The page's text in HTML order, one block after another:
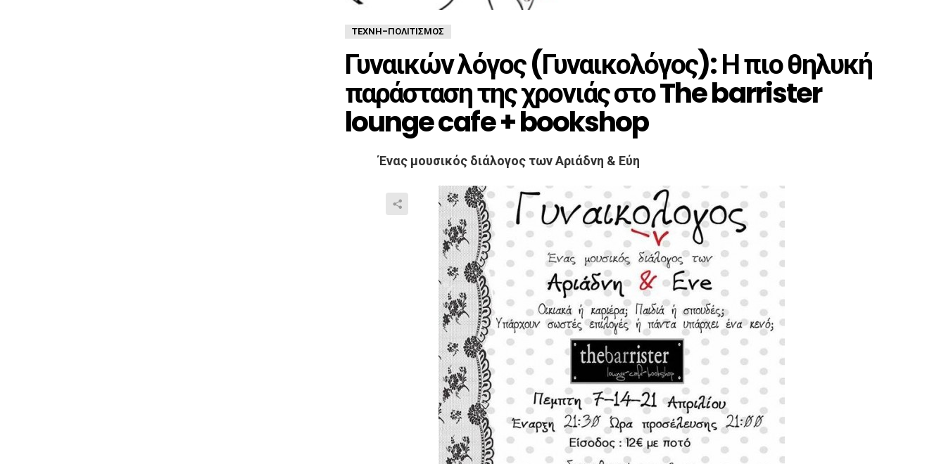
ΤΈΧΝΗ-ΠΟΛΙΤΙΣΜΌΣ
Γυναικών λόγος (Γυναικολόγος): Η πιο θηλυκή
παράσταση της χρονιάς στο The barrister
lounge cafe + bookshop
Ένας μουσικός διάλογος των Αριάδνη & Εύη